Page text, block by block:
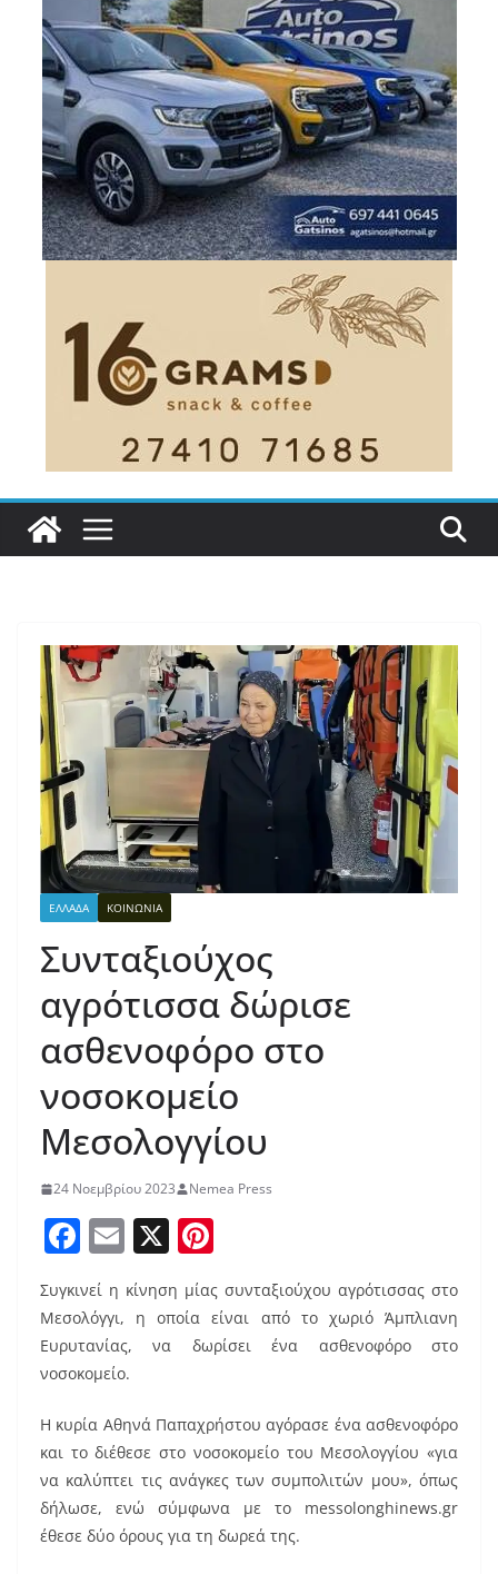
ΕΛΛΑΔΑ ΚΟΙΝΩΝΙΑ
Συνταξιούχος
αγρότισσα δώρισε
ασθενοφόρο στο
νοσοκομείο
Μεσολογγίου
24 Νοεμβρίου 2023 Nemea Press
F
a
c
e
b
o
o
k
E
m
ai
l
X
er
e
Συγκινεί η κίνηση μίας συνταξιούχου αγρότισσας στο
Μεσολόγγι, η οποία είναι από το χωριό Άμπλιανη
Ευρυτανίας, να δωρίσει ένα ασθενοφόρο στο
νοσοκομείο.
Η κυρία Αθηνά Παπαχρήστου αγόρασε ένα ασθενοφόρο
και το διέθεσε στο νοσοκομείο του Μεσολογγίου «για
να καλύπτει τις ανάγκες των συμπολιτών μου», όπως
δήλωσε, ενώ σύμφωνα με το messolonghinews.gr
έθεσε δύο όρους για τη δωρεά της.